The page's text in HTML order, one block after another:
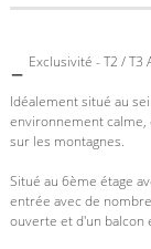
- Exclusivité - T2 / T3
Idéalement situé au
environnement calme,
sur les montagnes.
Situé au 6ème étage
entrée avec de
ouverte et d'un balcon